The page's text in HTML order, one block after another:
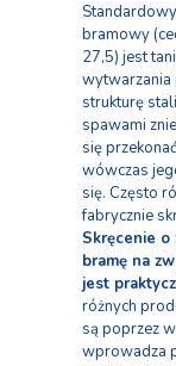
bramowy
27,5) jest
strukturę
spawami
się
wówczas
się. Często
fabrycznie
Skręcenie
bramę na
jest
różnych
są poprzez
wprowadza